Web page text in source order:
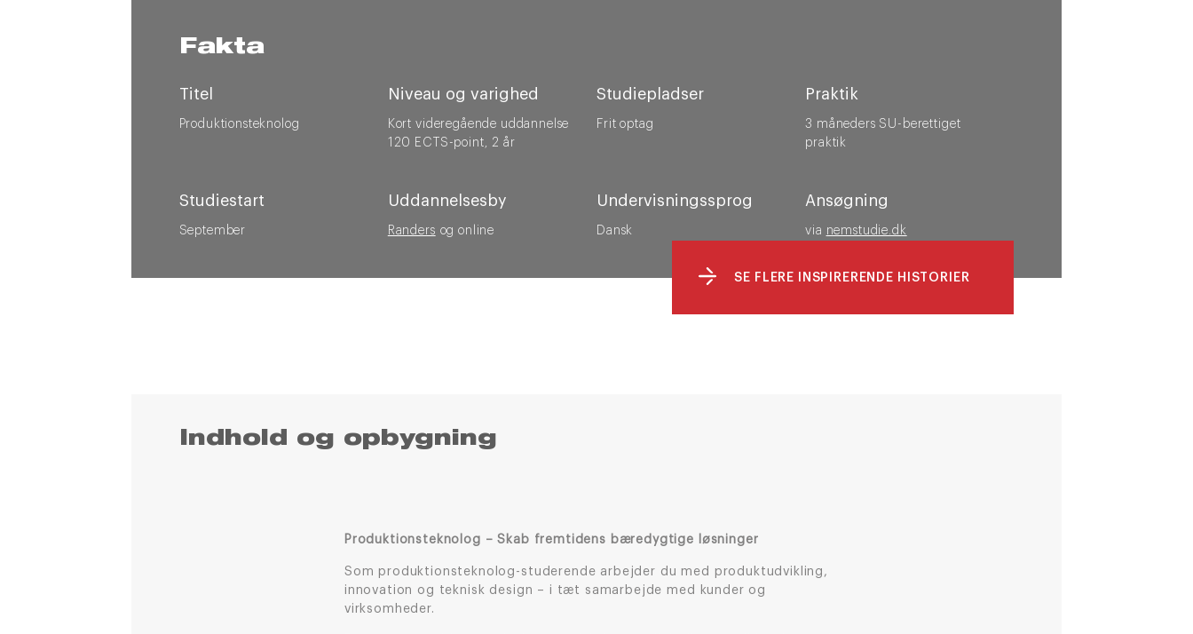
Fakta
Titel
Produktionsteknolog
Niveau og varighed
Kort videregående uddannelse
120 ECTS-point, 2 år
Studiepladser
Frit optag
Praktik
3 måneders SU-berettiget
praktik
Studiestart
September
Uddannelsesby
Randers og online
Undervisningssprog
Dansk
Ansøgning
via nemstudie.dk
SE FLERE INSPIRERENDE HISTORIER
Indhold og opbygning
Produktionsteknolog – Skab fremtidens bæredygtige løsninger
Som produktionsteknolog-studerende arbejder du med produktudvikling,
innovation og teknisk design – i tæt samarbejde med kunder og
virksomheder.